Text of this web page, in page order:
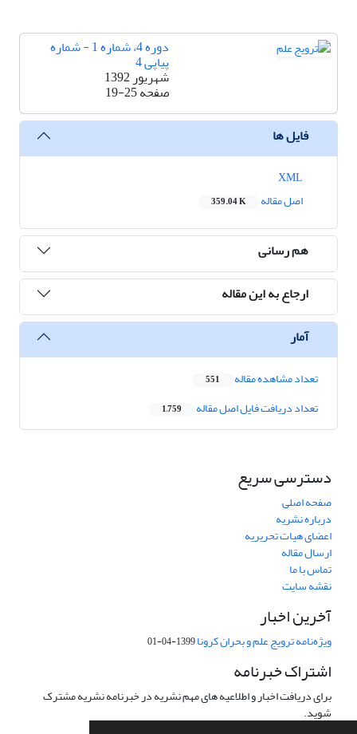
دوره 4، شماره 1 - شماره
پیاپی 4
شهریور 1392
صفحه19-25
فایل ها
اصل مقاله
359.04 K
هم رسانی
ارجاع به این مقاله
آمار
تعداد مشاهده مقاله 551
تعداد دریافت فایل اصل مقاله 1,759
دسترسی سریع
صفحه اصلی
درباره نشریه
اعضای هیات تحریریه
ارسال مقاله
تماس با ما
نقشه سایت
آخرین اخبار
ویژه‌نامه ترویج علم و بحران کرونا1399-04-01
اشتراک خبرنامه
برای دریافت اخبار و اطلاعیه های مهم نشریه در خبرنامه نشریه مشترک
شوید.